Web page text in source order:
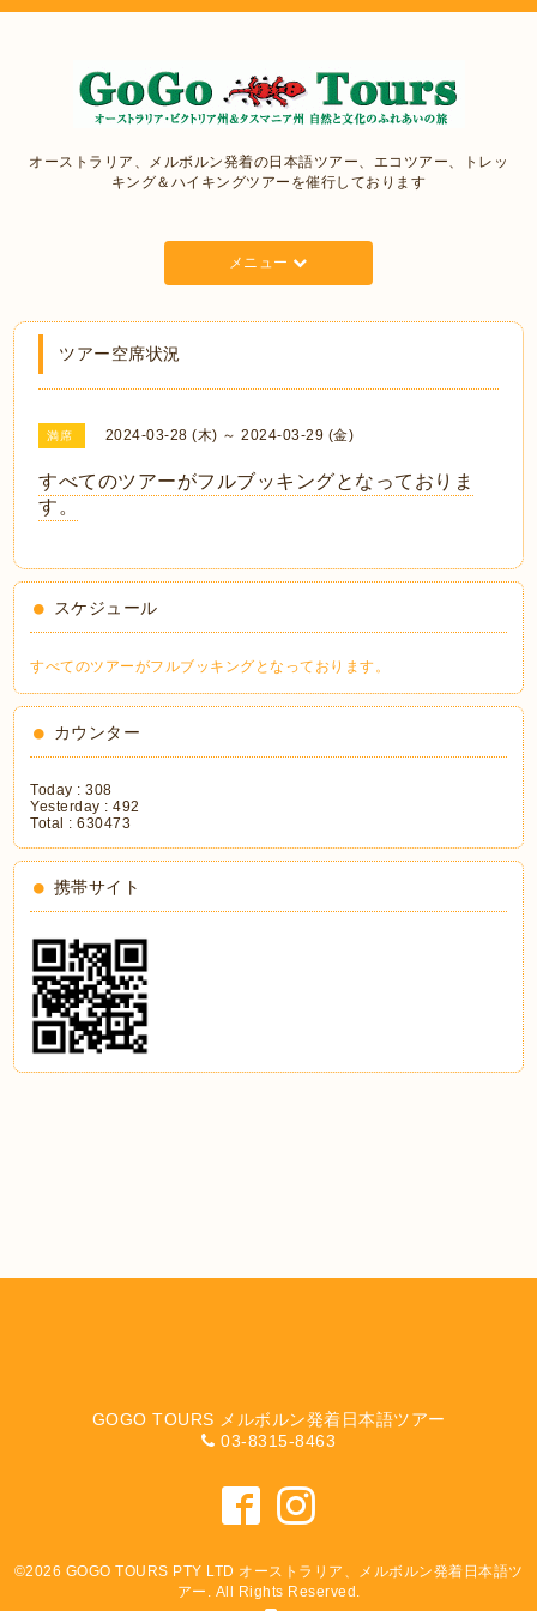
オーストラリア、メルボルン発着の日本語ツアー、エコツアー、トレッ
キング＆ハイキングツアーを催行しております
メニュー
ツアー空席状況
満席 2024-03-28 (木) ～ 2024-03-29 (金)
すべてのツアーがフルブッキングとなっておりま
す。
スケジュール
すべてのツアーがフルブッキングとなっております。
カウンター
Today :308
Yesterday :492
Total :630473
携帯サイト
GOGO TOURS メルボルン発着日本語ツアー
03-8315-8463
©2026 GOGO TOURS PTY LTD オーストラリア、メルボルン発着日本語ツ
アー . All Rights Reserved.